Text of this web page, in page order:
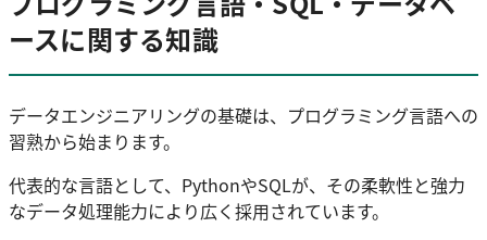
ースに関する知識
データエンジニアリングの基礎は、プログラミング言語への
習熟から始まります。
代表的な言語として、PythonやSQLが、その柔軟性と強力
なデータ処理能力により広く採用されています。